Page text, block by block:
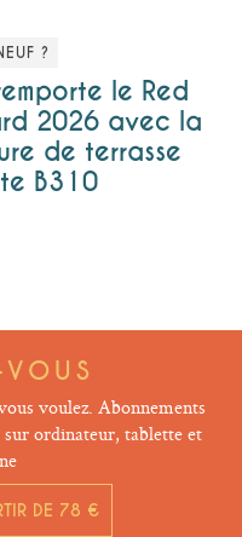
?
le Red
2026 avec la
de terrasse
B310
voulez. Abonnements
ordinateur, tablette et
DE 78 €